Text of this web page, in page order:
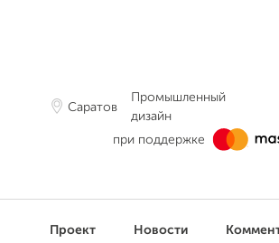
Саратов
Промышленный
дизайн
при поддержке
Проект Новости